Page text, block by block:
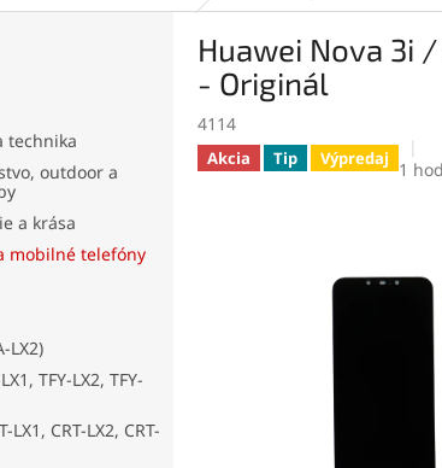
technika
outdoor a
a krása
mobilné telefóny
LX2)
TFY-LX2, TFY-
LX1, CRT-LX2, CRT-
Huawei Nova 3i
- Originál
4114
Akcia Tip Výpredaj
z
1